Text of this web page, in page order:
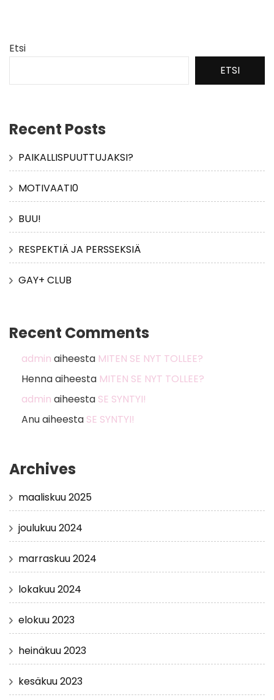
Etsi
ETSI
Recent Posts
PAIKALLISPUUTTUJAKSI?
MOTIVAATI0
BUU!
RESPEKTIÄ JA PERSSEKSIÄ
GAY+ CLUB
Recent Comments
admin aiheesta MITEN SE NYT TOLLEE?
Hennaaiheesta MITEN SE NYT TOLLEE?
admin aiheesta SE SYNTYI!
Anuaiheesta SE SYNTYI!
Archives
maaliskuu 2025
joulukuu 2024
marraskuu 2024
lokakuu 2024
elokuu 2023
heinäkuu 2023
kesäkuu 2023